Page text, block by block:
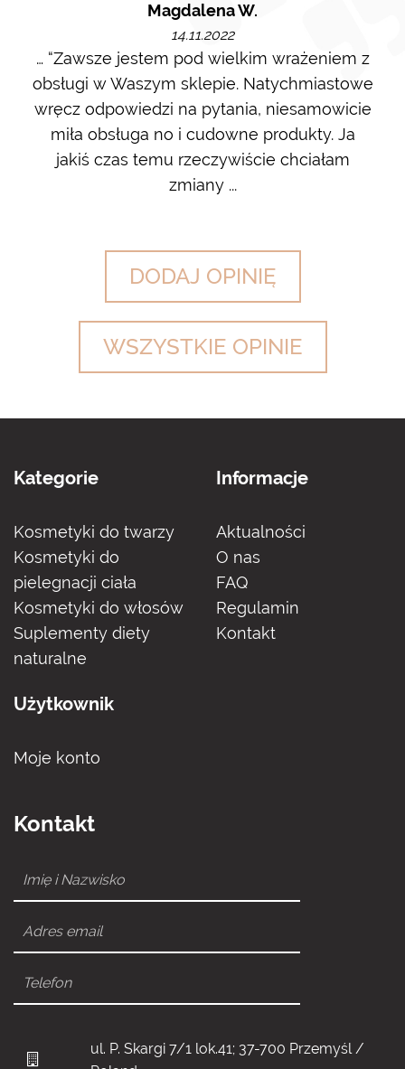
Magdalena W.
14.11.2022
… “Zawsze jestem pod wielkim wrażeniem z
obsługi w Waszym sklepie. Natychmiastowe
wręcz odpowiedzi na pytania, niesamowicie
miła obsługa no i cudowne produkty. Ja
jakiś czas temu rzeczywiście chciałam
zmiany ...
DODAJ OPINIĘ
WSZYSTKIE OPINIE
Kategorie
Kosmetyki do twarzy
Kosmetyki do
pielegnacji ciała
Kosmetyki do włosów
Suplementy diety
naturalne
Informacje
Aktualności
O nas
FAQ
Regulamin
Kontakt
Użytkownik
Moje konto
Kontakt
ul. P. Skargi 7/1 lok.41; 37-700 Przemyśl /